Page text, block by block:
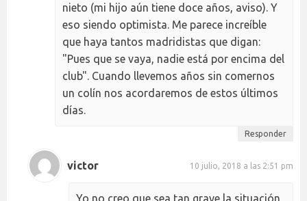
nieto (mi hijo aún tiene doce años, aviso). Y
eso siendo optimista. Me parece increíble
que haya tantos madridistas que digan:
"Pues que se vaya, nadie está por encima del
club". Cuando llevemos años sin comernos
un colín nos acordaremos de estos últimos
días.
Responder
victor 10 julio, 2018 a las 2:51 pm
Yo no creo que sea tan grave la situación